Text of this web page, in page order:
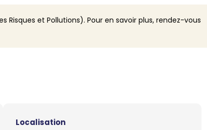
Risques et Pollutions). Pour en savoir plus, rendez-vous
Localisation